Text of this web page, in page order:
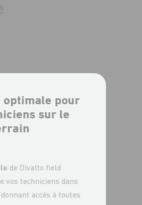
optimale pour
sur le
de Divalto field
vos techniciens dans
accès à toutes